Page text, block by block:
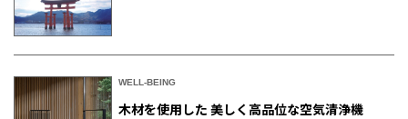
WELL-BEING
木材を使用した 美しく高品位な空気清浄機